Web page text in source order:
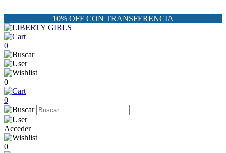
10% OFF CON TRANSFERENCIA
0
0
0
Acceder
0